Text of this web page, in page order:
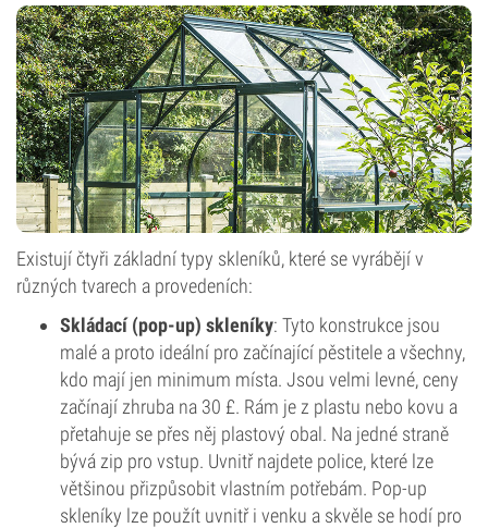
Existují čtyři základní typy skleníků, které se vyrábějí v
různých tvarech a provedeních:
Skládací (pop-up) skleníky: Tyto konstrukce jsou
malé a proto ideální pro začínající pěstitele a všechny,
kdo mají jen minimum místa. Jsou velmi levné, ceny
začínají zhruba na 30 £. Rám je z plastu nebo kovu a
přetahuje se přes něj plastový obal. Na jedné straně
bývá zip pro vstup. Uvnitř najdete police, které lze
většinou přizpůsobit vlastním potřebám. Pop-up
skleníky lze použít uvnitř i venku a skvěle se hodí pro